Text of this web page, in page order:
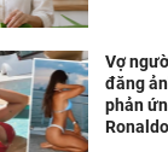
Vợ
đăng
phản
Ronaldo